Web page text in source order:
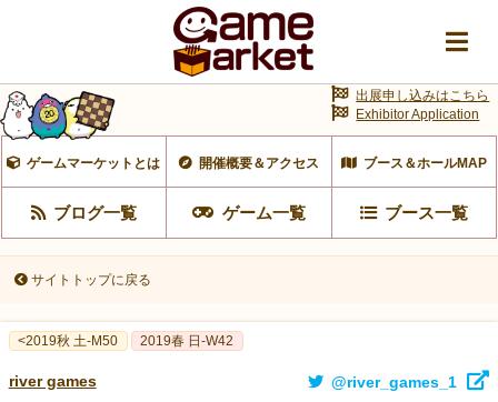
ゲームマーケットとは 開催概要＆アクセス ブース＆ホールMAP
ブログ一覧 ゲーム一覧 ブース一覧
出展申し込みはこちら
Exhibitor Application
サイトトップに戻る
<2019秋 土-M50 2019春 日-W42
river games @river_games_1